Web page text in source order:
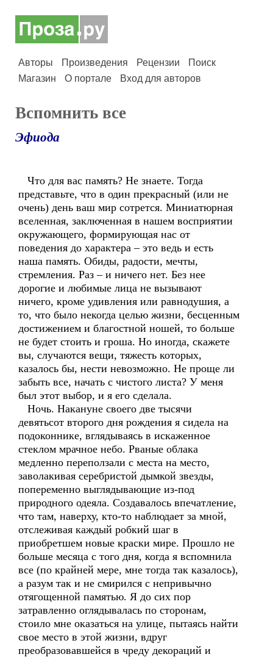
Авторы Произведения Рецензии
Поиск
Магазин
О портале Вход для авторов
Вспомнить все
Эфиода
Что для вас память? Не знаете. Тогда
представьте, что в один прекрасный (или не
очень) день ваш мир сотрется. Миниатюрная
вселенная, заключенная в нашем восприятии
окружающего, формирующая нас от
поведения до характера – это ведь и есть
наша память. Обиды, радости, мечты,
стремления. Раз – и ничего нет. Без нее
дорогие и любимые лица не вызывают
ничего, кроме удивления или равнодушия, а
то, что было некогда целью жизни, бесценным
достижением и благостной ношей, то больше
не будет стоить и гроша. Но иногда, скажете
вы, случаются вещи, тяжесть которых,
казалось бы, нести невозможно. Не проще ли
забыть все, начать с чистого листа? У меня
был этот выбор, и я его сделала.
Ночь. Накануне своего две тысячи
девятьсот второго дня рождения я сидела на
подоконнике, вглядываясь в искаженное
стеклом мрачное небо. Рваные облака
медленно переползали с места на место,
заволакивая серебристой дымкой звезды,
попеременно выглядывающие из-под
природного одеяла. Создавалось впечатление,
что там, наверху, кто-то наблюдает за мной,
отслеживая каждый робкий шаг в
приобретшем новые краски мире. Прошло не
больше месяца с того дня, когда я вспомнила
все (по крайней мере, мне тогда так казалось),
а разум так и не смирился с непривычно
отягощенной памятью. Я до сих пор
затравленно оглядывалась по сторонам,
стоило мне оказаться на улице, пытаясь найти
свое место в этой жизни, вдруг
преобразовавшейся в чреду декораций и